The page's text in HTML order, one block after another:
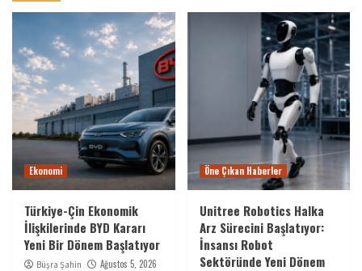
Ekonomi
Türkiye-Çin Ekonomik
İlişkilerinde BYD Kararı
Yeni Bir Dönem Başlatıyor
Büşra Şahin Ağustos 5, 2026
Öne Çıkan Haberler
Unitree Robotics Halka
Arz Sürecini Başlatıyor:
İnsansı Robot
Sektöründe Yeni Dönem